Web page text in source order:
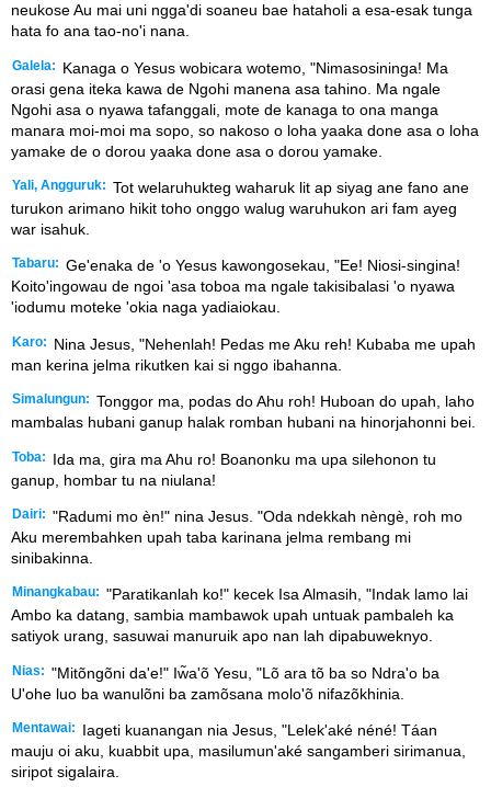
neukose Au mai uni ngga'di soaneu bae hataholi a esa-esak tunga
hata fo ana tao-no'i nana.
Galela:
Kanaga o Yesus wobicara wotemo, "Nimasosininga! Ma
orasi gena iteka kawa de Ngohi manena asa tahino. Ma ngale
Ngohi asa o nyawa tafanggali, mote de kanaga to ona manga
manara moi-moi ma sopo, so nakoso o loha yaaka done asa o loha
yamake de o dorou yaaka done asa o dorou yamake.
Yali, Angguruk: Tot welaruhukteg waharuk lit ap siyag ane fano ane
turukon arimano hikit toho onggo walug waruhukon ari fam ayeg
war isahuk.
Tabaru: Ge'enaka de 'o Yesus kawongosekau, "Ee! Niosi-singina!
Koito'ingowau de ngoi 'asa toboa ma ngale takisibalasi 'o nyawa
'iodumu moteke 'okia naga yadiaiokau.
Karo:
Nina Jesus, "Nehenlah! Pedas me Aku reh! Kubaba me upah
man kerina jelma rikutken kai si nggo ibahanna.
Simalungun: Tonggor ma, podas do Ahu roh! Huboan do upah, laho
mambalas hubani ganup halak romban hubani na hinorjahonni bei.
Toba:
Ida ma, gira ma Ahu ro! Boanonku ma upa silehonon tu
ganup, hombar tu na niulana!
Dairi: "Radumi mo èn!" nina Jesus. "Oda ndekkah nèngè, roh mo
Aku merembahken upah taba karinana jelma rembang mi
sinibakinna.
Minangkabau: "Paratikanlah ko!" kecek Isa Almasih, "Indak lamo lai
Ambo ka datang, sambia mambawok upah untuak pambaleh ka
satiyok urang, sasuwai manuruik apo nan lah dipabuweknyo.
Nias: "Mitõngõni da'e!" Iw̃a'õ Yesu, "Lõ ara tõ ba so Ndra'o ba
U'ohe luo ba wanulõni ba zamõsana molo'õ nifazõkhinia.
Mentawai:
Iageti kuanangan nia Jesus, "Lelek'aké néné! Táan
mauju oi aku, kuabbit upa, masilumun'aké sangamberi sirimanua,
siripot sigalaira.